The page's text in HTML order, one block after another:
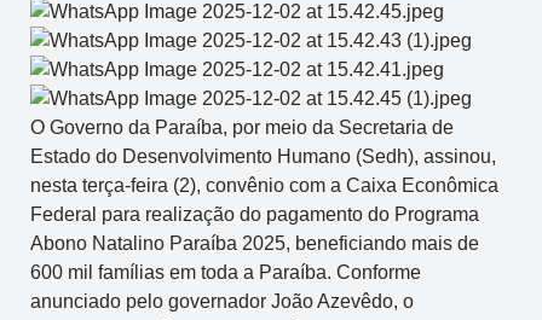
O Governo da Paraíba, por meio da Secretaria de
Estado do Desenvolvimento Humano (Sedh), assinou,
nesta terça-feira (2), convênio com a Caixa Econômica
Federal para realização do pagamento do Programa
Abono Natalino Paraíba 2025, beneficiando mais de
600 mil famílias em toda a Paraíba. Conforme
anunciado pelo governador João Azevêdo, o